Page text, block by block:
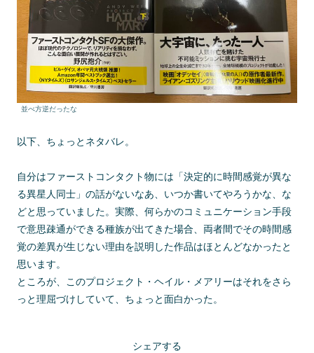
並べ方逆だったな
以下、ちょっとネタバレ。
自分はファーストコンタクト物には「決定的に時間感覚が異な
る異星人同士」の話がないなあ、いつか書いてやろうかな、な
どと思っていました。実際、何らかのコミュニケーション手段
で意思疎通ができる種族が出てきた場合、両者間でその時間感
覚の差異が生じない理由を説明した作品はほとんどなかったと
思います。
ところが、このプロジェクト・ヘイル・メアリーはそれをさら
っと理屈づけしていて、ちょっと面白かった。
シェアする